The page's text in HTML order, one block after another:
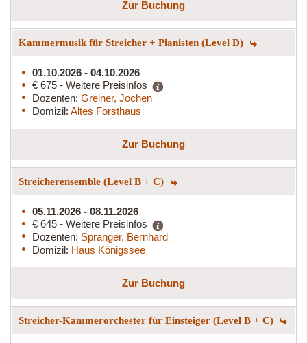
Zur Buchung
Kammermusik für Streicher + Pianisten (Level D)
01.10.2026 - 04.10.2026
€ 675 - Weitere Preisinfos
Dozenten: Greiner, Jochen
Domizil: Altes Forsthaus
Zur Buchung
Streicherensemble (Level B + C)
05.11.2026 - 08.11.2026
€ 645 - Weitere Preisinfos
Dozenten: Spranger, Bernhard
Domizil: Haus Königssee
Zur Buchung
Streicher-Kammerorchester für Einsteiger (Level B + C)